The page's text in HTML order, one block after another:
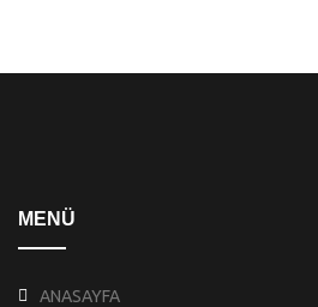
MENÜ
ANASAYFA